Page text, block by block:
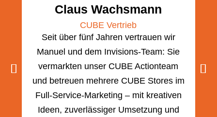
Claus Wachsmann
CUBE Vertrieb
Seit über fünf Jahren vertrauen wir
Manuel und dem Invisions-Team: Sie
vermarkten unser CUBE Actionteam
und betreuen mehrere CUBE Stores im
Full-Service-Marketing – mit kreativen
Ideen, zuverlässiger Umsetzung und